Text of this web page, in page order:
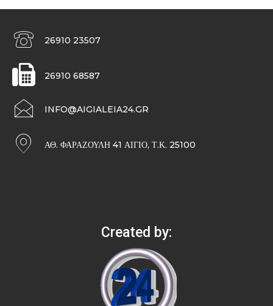
26910 23507
26910 68587
INFO@AIGIALEIA24.GR
ΑΘ. ΦΑΡΑΖΟΥΛΉ 41 ΑΊΓΙΟ, Τ.Κ. 25100
Created by: